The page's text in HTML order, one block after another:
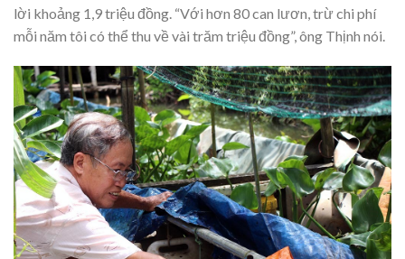
lời khoảng 1,9 triệu đồng. “Với hơn 80 can lươn, trừ chi phí
mỗi năm tôi có thể thu về vài trăm triệu đồng”, ông Thịnh nói.